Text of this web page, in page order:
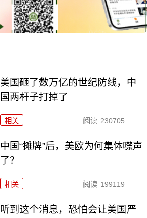
美国砸了数万亿的世纪防线，中
国两杆子打掉了
相关 阅读 230705
中国“摊牌”后，美欧为何集体噤声
了？
相关 阅读 199119
听到这个消息，恐怕会让美国严